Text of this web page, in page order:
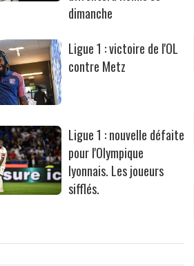
dimanche
Ligue 1 : victoire de l'OL
contre Metz
Ligue 1 : nouvelle défaite
pour l'Olympique
lyonnais. Les joueurs
sifflés.